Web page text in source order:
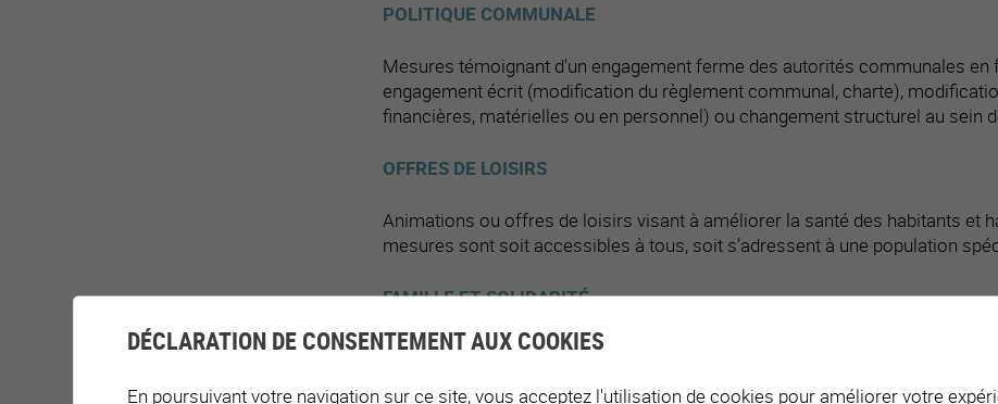
POLITIQUE COMMUNALE
Mesures témoignant d'un engagement ferme des autorités communales en
engagement écrit (modification du règlement communal, charte),
financières, matérielles ou en personnel) ou changement structurel au sein
OFFRES DE LOISIRS
Animations ou offres de loisirs visant à améliorer la santé des habitants et
mesures sont soit accessibles à tous, soit s’adressent à une population
FAMILLE ET SOLIDARITÉ
Mesures à caractère social, cherchant à renforcer les compétences
DÉCLARATION DE CONSENTEMENT AUX COOKIES
En poursuivant votre navigation sur ce site, vous acceptez l'utilisation de cookies pour améliorer votre